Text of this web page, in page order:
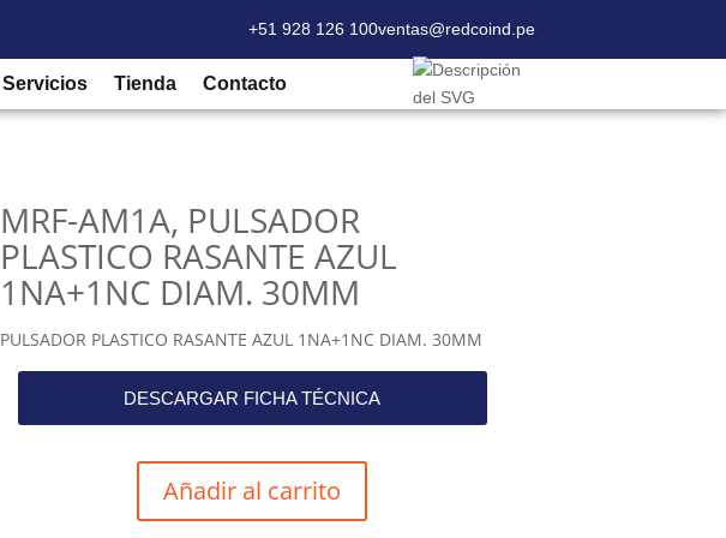
+51 928 126 100ventas@redcoind.pe
Servicios Tienda Contacto
MRF-AM1A, PULSADOR
PLASTICO RASANTE AZUL
1NA+1NC DIAM. 30MM
PULSADOR PLASTICO RASANTE AZUL 1NA+1NC DIAM. 30MM
DESCARGAR FICHA TÉCNICA
Añadir al carrito